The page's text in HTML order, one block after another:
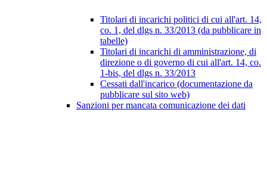
Titolari di incarichi politici di cui all'art. 14,
co. 1, del dlgs n. 33/2013 (da pubblicare in
tabelle)
Titolari di incarichi di amministrazione, di
direzione o di governo di cui all'art. 14, co.
1-bis, del dlgs n. 33/2013
Cessati dall'incarico (documentazione da
pubblicare sul sito web)
Sanzioni per mancata comunicazione dei dati